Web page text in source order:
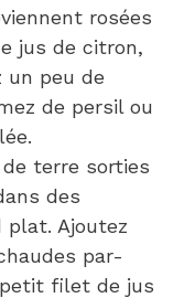
rosées
jus de citron,
un peu de
de persil ou
terre sorties
des
plat. Ajoutez
par-
petit filet de jus